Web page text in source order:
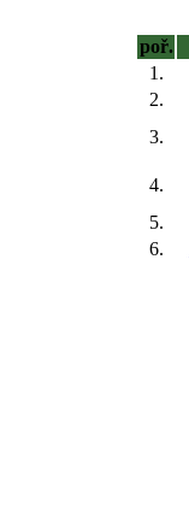
poř.
1.
2.
3.
4.
5.
6.